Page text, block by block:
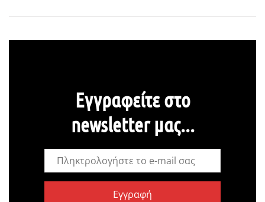
Εγγραφείτε στο
newsletter μας...
Εγγραφή